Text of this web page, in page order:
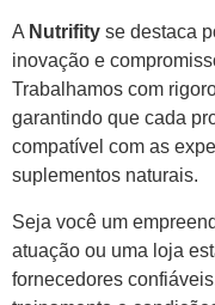
A Nutrifity se destaca
inovação e
Trabalhamos com
garantindo que cada
compatível com as
suplementos naturais.
Seja você um
atuação ou uma loja
fornecedores